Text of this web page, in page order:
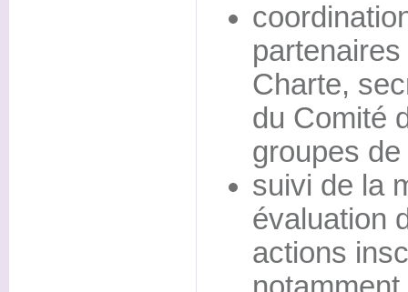
Charte,
du Comité
groupes
suivi de la
évaluation
actions